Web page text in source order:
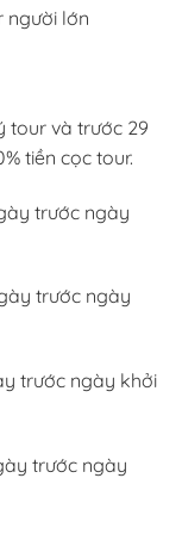
người lớn
tour và trước 29
tiền cọc tour.
trước ngày
trước ngày
trước ngày khởi
trước ngày